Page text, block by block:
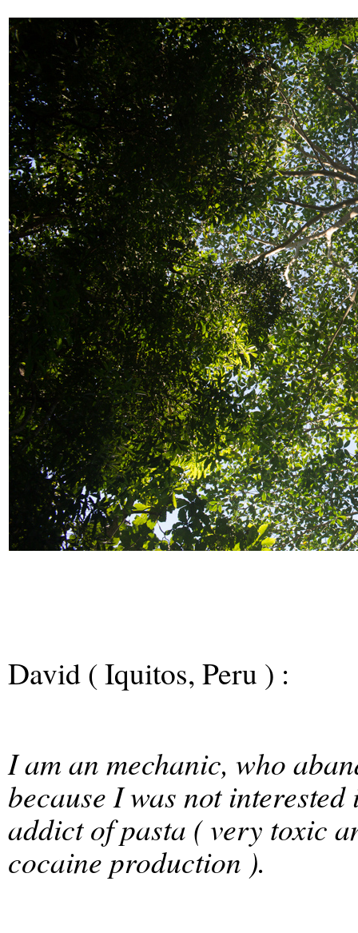
David ( Iquitos, Peru ) :
I am an mechanic, who
because I was not
addict of pasta ( very toxic
cocaine production ).